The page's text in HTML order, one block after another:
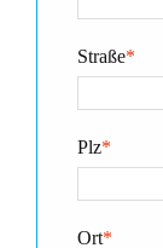
*
Straße
*
Plz
*
Ort